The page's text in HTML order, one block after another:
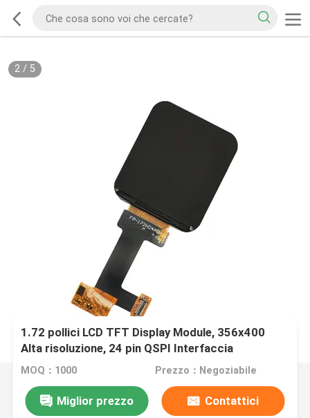
2/ 5
1.72 pollici LCD TFT Display Module, 356x400
Alta risoluzione, 24 pin QSPI Interfaccia
MOQ：1000 Prezzo：Negoziabile
Miglior prezzo Contattici